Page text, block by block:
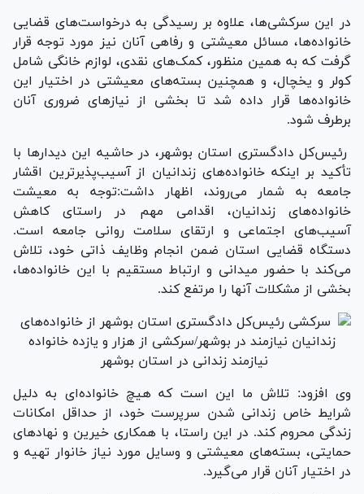
در این سرکشی‌ها، علاوه بر رسیدگی به درخواست‌های قضایی
خانواده‌ها، مسائل معیشتی و رفاهی آنان نیز مورد توجه قرار
گرفت که به همین منظور، کمک‌های نقدی، لوازم خانگی شامل
کولر و یخچال، و همچنین بسته‌های معیشتی در اختیار این
خانواده‌ها قرار داده شد تا بخشی از نیاز‌های ضروری آنان
برطرف شود.
رئیس‌کل دادگستری استان بوشهر، در حاشیه این دیدار‌ها با
تأکید بر اینکه خانواده‌های زندانیان از آسیب‌پذیرترین اقشار
جامعه به شمار می‌روند، اظهار داشت:توجه به معیشت
خانواده‌های زندانیان، اقدامی مهم در راستای کاهش
آسیب‌های اجتماعی و ارتقای سلامت روانی جامعه است.
دستگاه قضایی استان ضمن انجام وظایف ذاتی خود، تلاش
می‌کند با حضور میدانی و ارتباط مستقیم با این خانواده‌ها،
بخشی از مشکلات آنها را مرتفع کند.
وی افزود: تلاش ما این است که هیچ خانواده‌ای به دلیل
شرایط خاص زندانی شدن سرپرست خود، از حداقل امکانات
زندگی محروم کند. در این راستا، با همکاری خیرین و نهاد‌های
حمایتی، بسته‌های معیشتی و وسایل مورد نیاز خانوار تهیه و
در اختیار آنان قرار می‌گیرد.